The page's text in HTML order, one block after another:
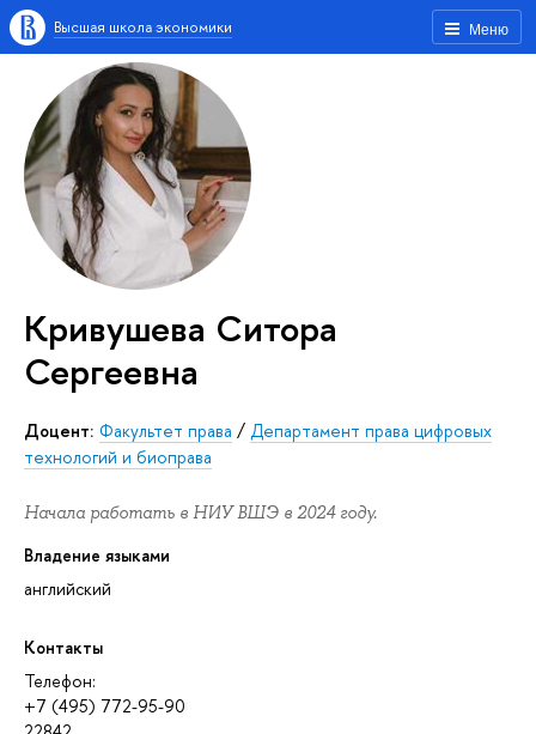
Меню
Высшая школа экономики
Кривушева Ситора
Сергеевна
Доцент: Факультет права / Департамент права цифровых
технологий и биоправа
Начала работать в НИУ ВШЭ в 2024 году.
Владение языками
английский
Контакты
Телефон:
+7 (495) 772-95-90